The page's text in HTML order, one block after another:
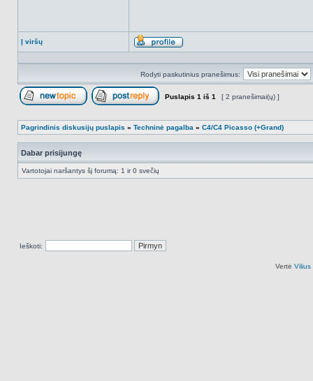
Į viršų
Aprašymas
Rodyti paskutinius pranešimus:
Puslapis 1 iš 1 [ 2 pranešimai(ų) ]
Pagrindinis diskusijų puslapis » Techninė pagalba » C4/C4 Picasso (+Grand)
Dabar prisijungę
Vartotojai naršantys šį forumą: 1 ir 0 svečių
Ieškoti:
Vertė Vilius